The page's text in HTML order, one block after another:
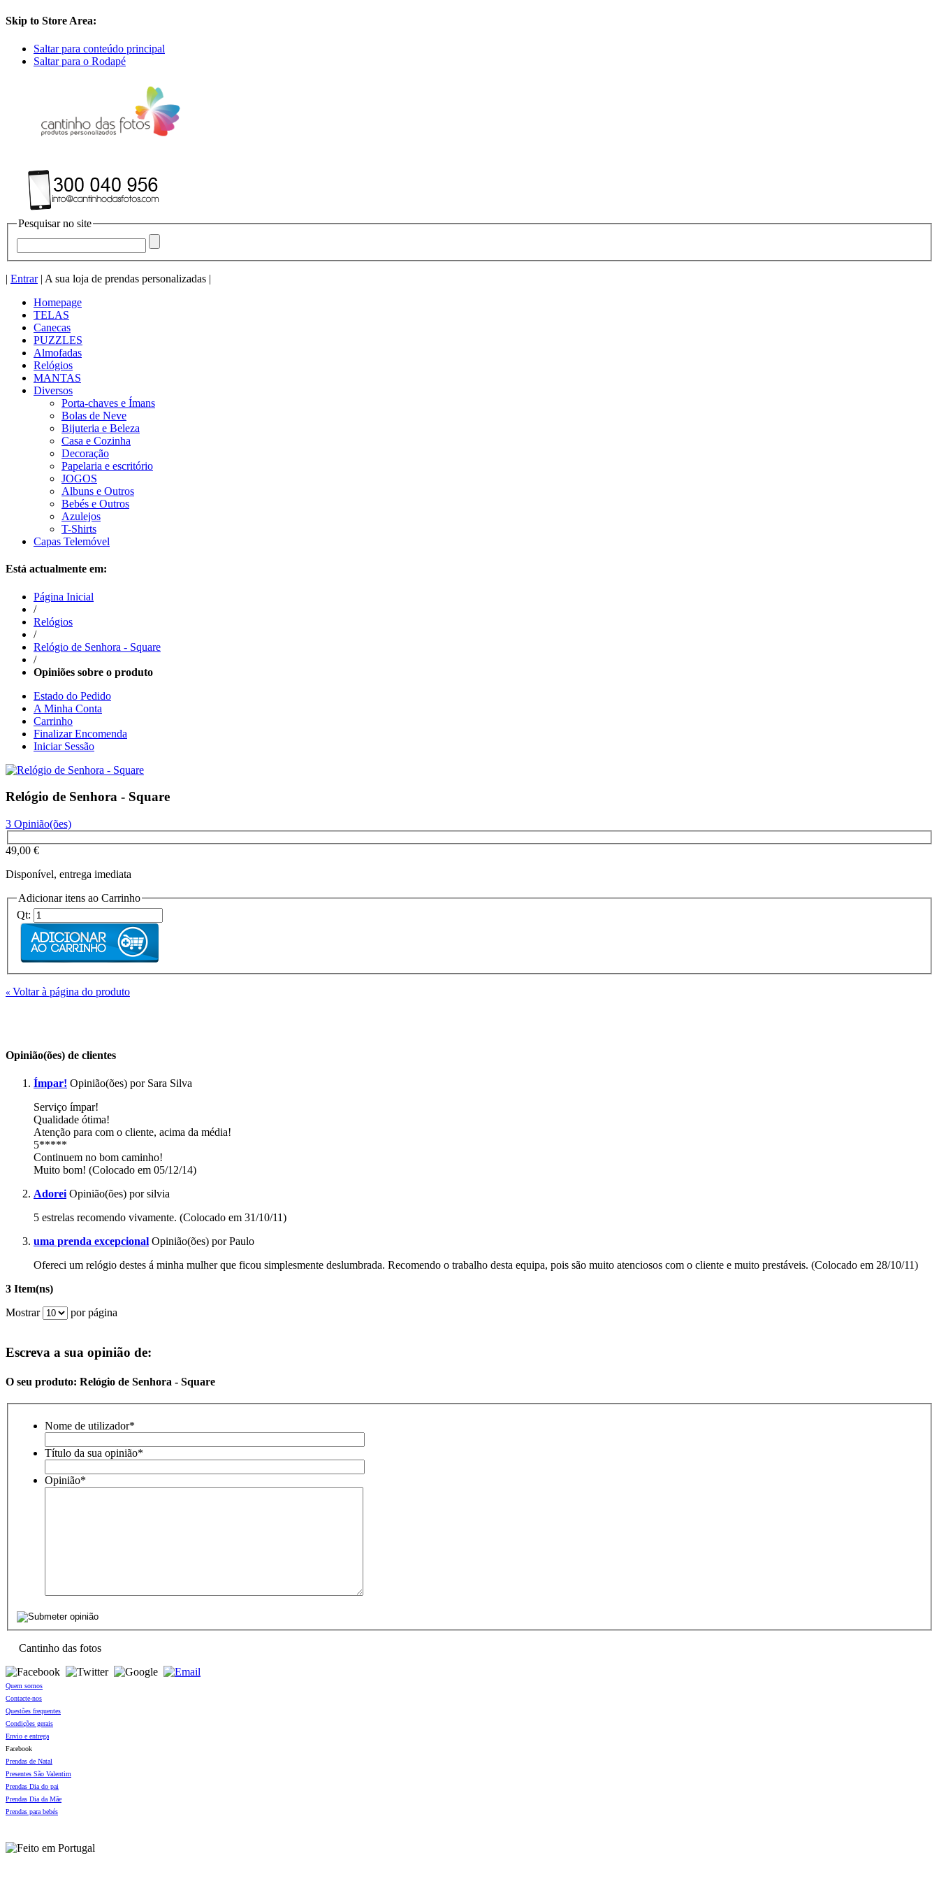
Skip to Store Area:
Saltar para conteúdo principal
Saltar para o Rodapé
Pesquisar no site
| Entrar| A sua loja de prendas personalizadas |
Homepage
TELAS
Canecas
PUZZLES
Almofadas
Relógios
MANTAS
Diversos
Porta-chaves e Ímans
Bolas de Neve
Bijuteria e Beleza
Casa e Cozinha
Decoração
Papelaria e escritório
JOGOS
Albuns e Outros
Bebés e Outros
Azulejos
T-Shirts
Capas Telemóvel
Está actualmente em:
Página Inicial
/
Relógios
/
Relógio de Senhora - Square
/
Opiniões sobre o produto
Estado do Pedido
A Minha Conta
Carrinho
Finalizar Encomenda
Iniciar Sessão
Relógio de Senhora - Square
3 Opinião(ões)
49,00 €
Disponível, entrega imediata
Adicionar itens ao Carrinho
Qt:
« Voltar à página do produto
Opinião(ões) de clientes
Ímpar! Opinião(ões) por Sara Silva
Serviço ímpar!
Qualidade ótima!
Atenção para com o cliente, acima da média!
5*****
Continuem no bom caminho!
Muito bom! (Colocado em 05/12/14)
Adorei Opinião(ões) por silvia
5 estrelas recomendo vivamente. (Colocado em 31/10/11)
uma prenda excepcional Opinião(ões) por Paulo
Ofereci um relógio destes á minha mulher que ficou simplesmente deslumbrada. Recomendo o trabalho desta equipa, pois são muito atenciosos com o cliente e muito prestáveis. (Colocado em 28/10/11)
3 Item(ns)
Mostrar
por página
Escreva a sua opinião de:
O seu produto: Relógio de Senhora - Square
Nome de utilizador*
Título da sua opinião*
Opinião*
Cantinho das fotos
Quem somos
Contacte-nos
Questões frequentes
Condições gerais
Envio e entrega
Facebook
Prendas de Natal
Presentes São Valentim
Prendas Dia do pai
Prendas Dia da Mãe
Prendas para bebés